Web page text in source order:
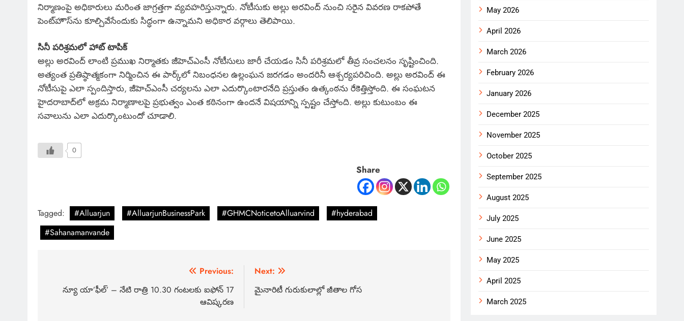
నిర్మాణంపై అధికారులు మరింత జాగ్రత్తగా వ్యవహరిస్తున్నారు. నోటీసుకు అల్లు అరవింద్ నుంచి సరైన వివరణ రాకపోతే
పెంట్‌హౌస్‌ను కూల్చివేసేందుకు సిద్ధంగా ఉన్నామని అధికార వర్గాలు తెలిపాయి.
సినీ పరిశ్రమలో హాట్ టాపిక్
అల్లు అరవింద్ లాంటి ప్రముఖ నిర్మాతకు జీహెచ్ఎంసీ నోటీసులు జారీ చేయడం సినీ పరిశ్రమలో తీవ్ర సంచలనం సృష్టించింది.
అత్యంత ప్రతిష్ఠాత్మకంగా నిర్మించిన ఈ పార్క్‌లో నిబంధనల ఉల్లంఘన జరగడం అందరినీ ఆశ్చర్యపరిచింది. అల్లు అరవింద్ ఈ
నోటీసుపై ఎలా స్పందిస్తారు, జీహెచ్ఎంసీ చర్యలను ఎలా ఎదుర్కొంటారనేది ప్రస్తుతం ఉత్కంఠను రేకెత్తిస్తోంది. ఈ సంఘటన
హైదరాబాద్‌లో అక్రమ నిర్మాణాలపై ప్రభుత్వం ఎంత కఠినంగా ఉందనే విషయాన్ని స్పష్టం చేస్తోంది. అల్లు కుటుంబం ఈ
సవాలును ఎలా ఎదుర్కొంటుందో చూడాలి.
0
Share
Tagged: #Alluarjun #AlluarjunBusinessPark #GHMCNoticetoAlluarvind
#hyderabad
#Sahanamanvande
Previous:
న్యూ యా’ఫీల్’ – నేటి రాత్రి 10.30 గంటలకు ఐఫోన్ 17
ఆవిష్కరణ
Next:
మైనారిటీ గురుకులాల్లో జీతాల గోస
May 2026
April 2026
March 2026
February 2026
January 2026
December 2025
November 2025
October 2025
September 2025
August 2025
July 2025
June 2025
May 2025
April 2025
March 2025